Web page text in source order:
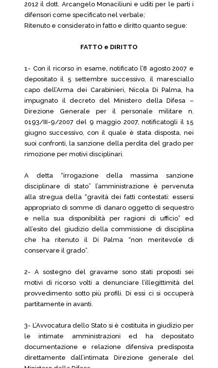
2012 il dott. Arcangelo Monaciliuni e uditi per le parti i
difensori come specificato nel verbale;
Ritenuto e considerato in fatto e diritto quanto segue:
FATTO e DIRITTO
1- Con il ricorso in esame, notificato l’8 agosto 2007 e
depositato il 5 settembre successivo, il maresciallo
capo dell’Arma dei Carabinieri, Nicola Di Palma, ha
impugnato il decreto del Ministero della Difesa –
Direzione Generale per il personale militare n.
0193/III-9/2007 del 9 maggio 2007, notificatogli il 15
giugno successivo, con il quale è stata disposta, nei
suoi confronti, la sanzione della perdita del grado per
rimozione per motivi disciplinari.
A detta “irrogazione della massima sanzione
disciplinare di stato” l’amministrazione è pervenuta
alla stregua della “gravità dei fatti contestati: essersi
appropriato di somme di danaro oggetto di sequestro
e nella sua disponibilità per ragioni di ufficio” ed
all’esito del giudizio della commissione di disciplina
che ha ritenuto il Di Palma “non meritevole di
conservare il grado”.
2- A sostegno del gravame sono stati proposti sei
motivi di ricorso volti a denunciare l’illegittimità del
provvedimento sotto più profili. Di essi ci si occuperà
partitamente in avanti.
3- L’Avvocatura dello Stato si è costituita in giudizio per
le intimate amministrazioni ed ha depositato
documentazione e relazione difensiva predisposta
direttamente dall’intimata Direzione generale del